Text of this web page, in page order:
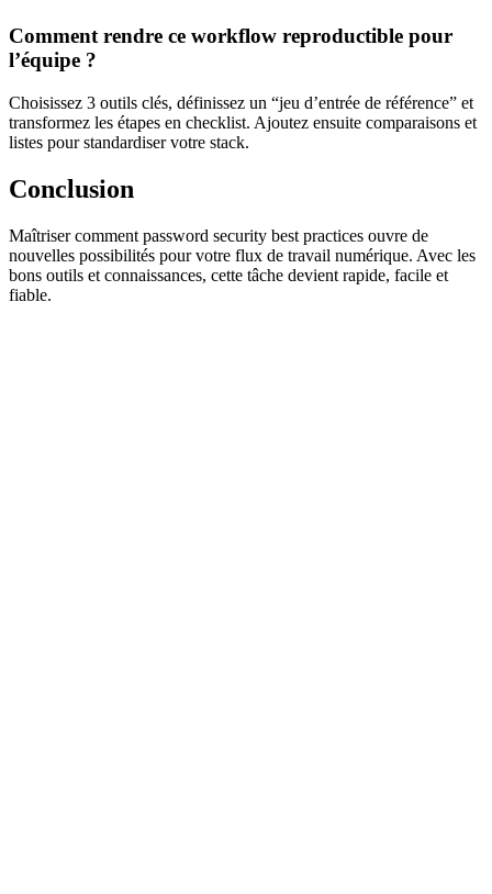
Comment rendre ce workflow reproductible pour
l’équipe ?
Choisissez 3 outils clés, définissez un “jeu d’entrée de référence” et
transformez les étapes en checklist. Ajoutez ensuite comparaisons et
listes pour standardiser votre stack.
Conclusion
Maîtriser comment password security best practices ouvre de
nouvelles possibilités pour votre flux de travail numérique. Avec les
bons outils et connaissances, cette tâche devient rapide, facile et
fiable.